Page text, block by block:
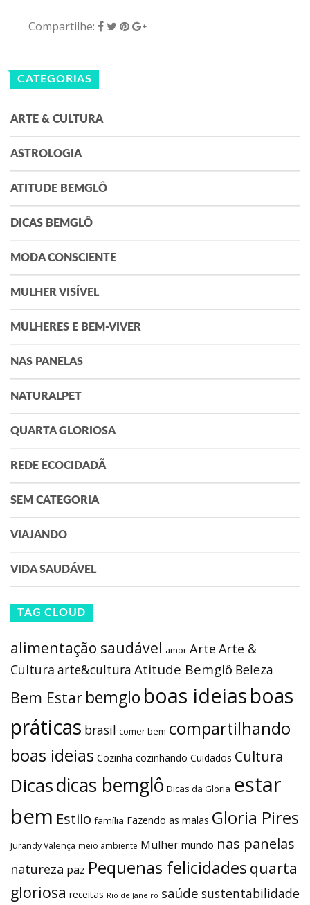
Compartilhe:
CATEGORIAS
ARTE & CULTURA
ASTROLOGIA
ATITUDE BEMGLÔ
DICAS BEMGLÔ
MODA CONSCIENTE
MULHER VISÍVEL
MULHERES E BEM-VIVER
NAS PANELAS
NATURALPET
QUARTA GLORIOSA
REDE ECOCIDADÃ
SEM CATEGORIA
VIAJANDO
VIDA SAUDÁVEL
TAG CLOUD
alimentação saudável amor Arte Arte &
Cultura arte&cultura Atitude Bemglô Beleza
Bem Estar bemglo boas ideiasboas
práticas brasil comer bem compartilhando
boas ideias Cozinha cozinhando Cuidados Cultura
Dicasdicas bemglô Dicas da Gloria estar
bem Estilo família Fazendo as malas Gloria Pires
Jurandy Valença meio ambiente Mulher mundo nas panelas
natureza paz Pequenas felicidades quarta
gloriosa receitas Rio de Janeiro saúde sustentabilidade